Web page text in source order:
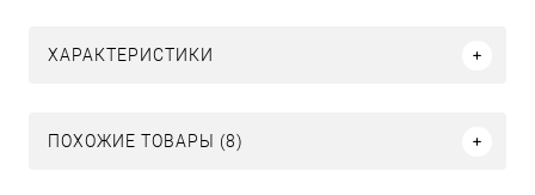
ХАРАКТЕРИСТИКИ
ПОХОЖИЕ ТОВАРЫ (8)